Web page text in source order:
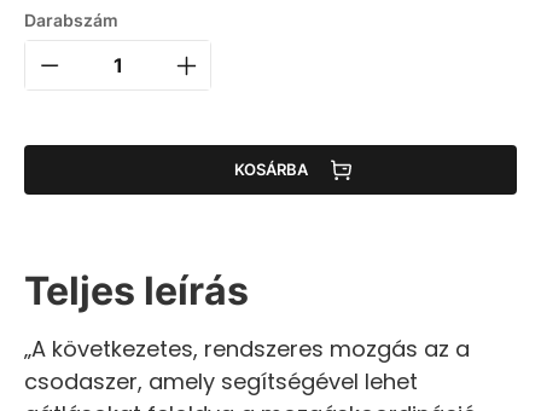
Darabszám
KOSÁRBA
Teljes leírás
„A következetes, rendszeres mozgás az a
csodaszer, amely segítségével lehet